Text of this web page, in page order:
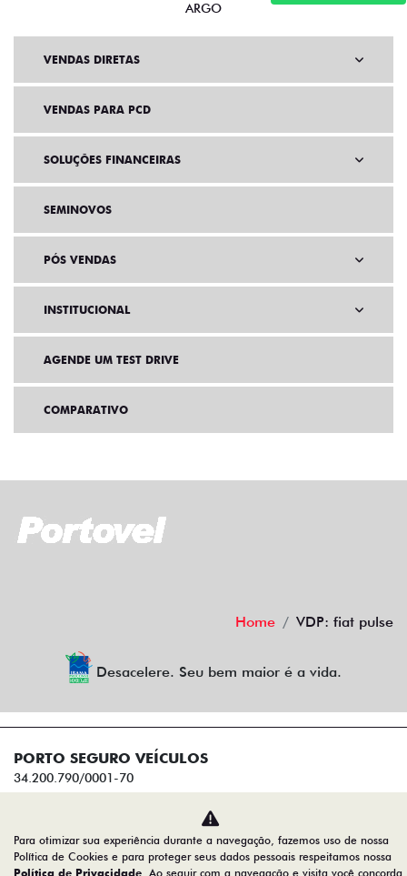
ARGO
VENDAS DIRETAS
VENDAS PARA PCD
SOLUÇÕES FINANCEIRAS
SEMINOVOS
PÓS VENDAS
INSTITUCIONAL
AGENDE UM TEST DRIVE
COMPARATIVO
Home VDP: fiat pulse
Desacelere. Seu bem maior é a vida.
PORTO SEGURO VEÍCULOS
34.200.790/0001-70
Desenvolvido pela DEALERSPACE ® Direitos Reservados.
Para otimizar sua experiência durante a navegação, fazemos uso de nossa
Política de Cookies e para proteger seus dados pessoais respeitamos nossa
Política de Privacidade . Ao seguir com a navegação e visita você concorda